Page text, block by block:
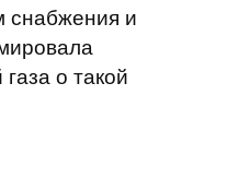
снабжения и
о такой